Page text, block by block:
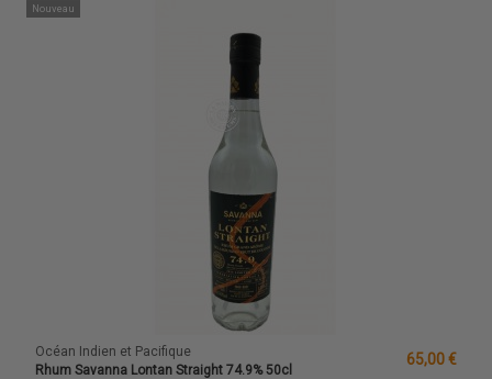
Nouveau
Océan Indien et Pacifique
Rhum Savanna Lontan Straight 74.9% 50cl
65,00 €